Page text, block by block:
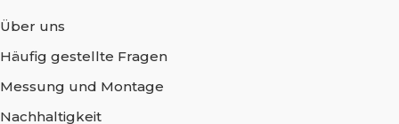
Über uns
Häufig gestellte Fragen
Messung und Montage
Nachhaltigkeit